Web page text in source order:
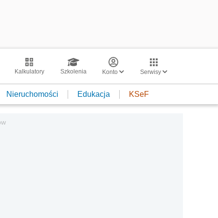
Kalkulatory Szkolenia Konto Serwisy
Nieruchomości Edukacja KSeF